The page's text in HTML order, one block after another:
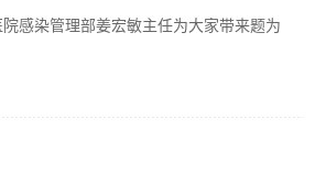
感染管理部姜宏敏主任为大家带来题为